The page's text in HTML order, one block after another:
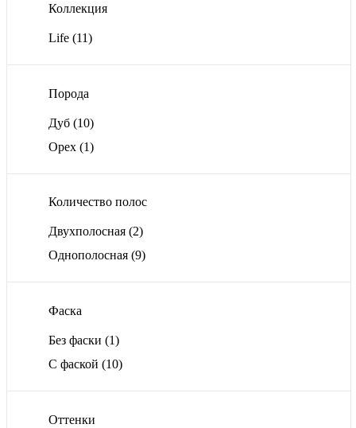
Коллекция
Life (11)
Порода
Дуб (10)
Орех (1)
Количество полос
Двухполосная (2)
Однополосная (9)
Фаска
Без фаски (1)
С фаской (10)
Оттенки